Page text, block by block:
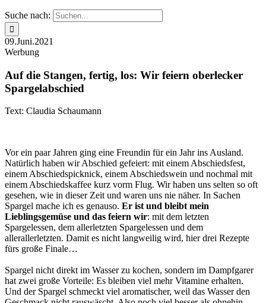
Suche nach:
09.Juni.2021
Werbung
Auf die Stangen, fertig, los: Wir feiern oberlecker
Spargelabschied
Text: Claudia Schaumann
Vor ein paar Jahren ging eine Freundin für ein Jahr ins Ausland.
Natürlich haben wir Abschied gefeiert: mit einem Abschiedsfest,
einem Abschiedspicknick, einem Abschiedswein und nochmal mit
einem Abschiedskaffee kurz vorm Flug. Wir haben uns selten so oft
gesehen, wie in dieser Zeit und waren uns nie näher. In Sachen
Spargel mache ich es genauso. Er ist und bleibt mein
Lieblingsgemüse und das feiern wir: mit dem letzten
Spargelessen, dem allerletzten Spargelessen und dem
allerallerletzten. Damit es nicht langweilig wird, hier drei Rezepte
fürs große Finale…
Spargel nicht direkt im Wasser zu kochen, sondern im Dampfgarer
hat zwei große Vorteile: Es bleiben viel mehr Vitamine erhalten.
Und der Spargel schmeckt viel aromatischer, weil das Wasser den